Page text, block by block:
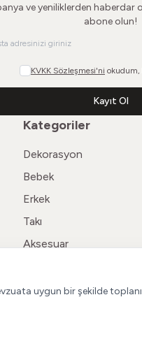
ve yeniliklerden haberdar
abone olun!
KVKK Sözleşmesi'ni okudum,
Kayıt Ol
Kategoriler
Dekorasyon
Bebek
Erkek
Takı
Aksesuar
uygun bir şekilde